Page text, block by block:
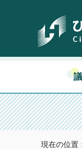
現在の位置